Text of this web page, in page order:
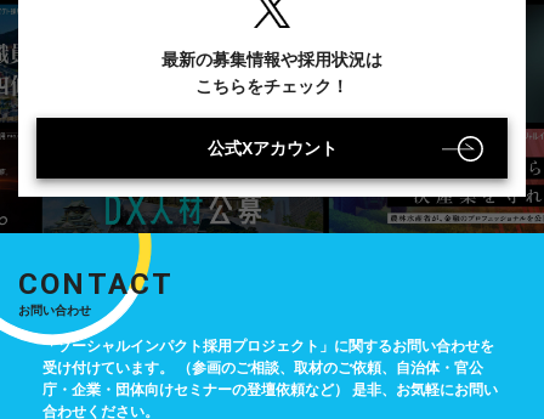
最新の募集情報や採用状況は
こちらをチェック！
公式Xアカウント
CONTACT
お問い合わせ
「ソーシャルインパクト採用プロジェクト」に関するお問い合わせを
受け付けています。
（参画のご相談、取材のご依頼、自治体・官公
庁・企業・団体向けセミナーの登壇依頼など）
是非、お気軽にお問い
合わせください。